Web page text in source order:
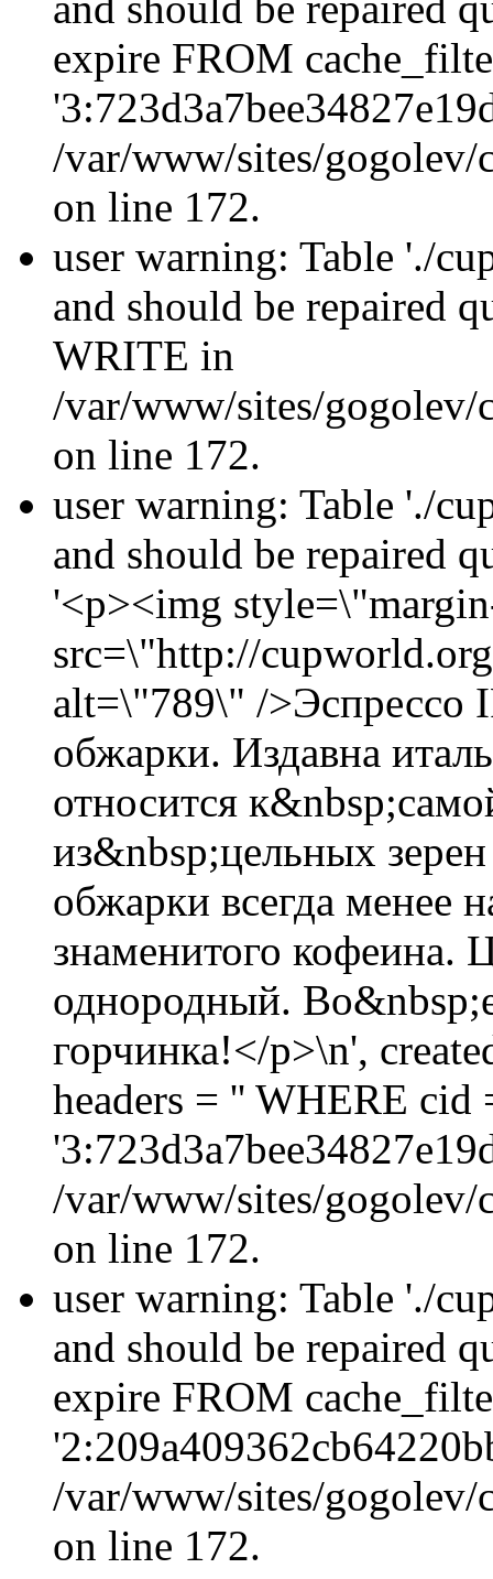
expire FROM
/var/www/sites/gogolev/
on line 172.
user warning: Table './
and should be repaired
WRITE in
/var/www/sites/gogolev/
on line 172.
user warning: Table './
and should be repaired
'<p><img
src=\"http://
alt=\"789\" />Эспрессо
обжарки. Издавна
относится
из&nbsp;цельных
обжарки всегда менее
знаменитого кофеина.
однородный.
горчинка!</p>\n',
headers = '' WHERE cid
/var/www/sites/gogolev/
on line 172.
user warning: Table './
and should be repaired
expire FROM
/var/www/sites/gogolev/
on line 172.